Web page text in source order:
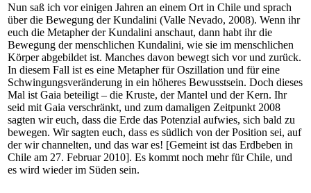
Nun saß ich vor einigen Jahren an einem Ort in Chile und sprach
über die Bewegung der Kundalini (Valle Nevado, 2008). Wenn ihr
euch die Metapher der Kundalini anschaut, dann habt ihr die
Bewegung der menschlichen Kundalini, wie sie im menschlichen
Körper abgebildet ist. Manches davon bewegt sich vor und zurück.
In diesem Fall ist es eine Metapher für Oszillation und für eine
Schwingungsveränderung in ein höheres Bewusstsein. Doch dieses
Mal ist Gaia beteiligt – die Kruste, der Mantel und der Kern. Ihr
seid mit Gaia verschränkt, und zum damaligen Zeitpunkt 2008
sagten wir euch, dass die Erde das Potenzial aufwies, sich bald zu
bewegen. Wir sagten euch, dass es südlich von der Position sei, auf
der wir channelten, und das war es! [Gemeint ist das Erdbeben in
Chile am 27. Februar 2010]. Es kommt noch mehr für Chile, und
es wird wieder im Süden sein.